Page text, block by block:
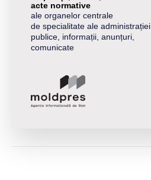
acte normative
ale organelor centrale
de specialitate ale administrației
publice, informații, anunțuri,
comunicate